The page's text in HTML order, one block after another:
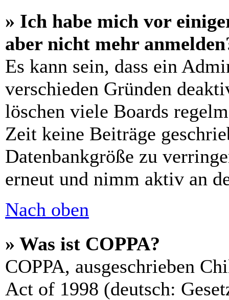
» Ich habe mich vor
aber nicht mehr
Es kann sein, dass ein
verschieden Gründen
löschen viele Boards
Zeit keine Beiträge
Datenbankgröße zu
erneut und nimm aktiv an
Nach oben
» Was ist COPPA?
COPPA, ausgeschrieben
Act of 1998 (deutsch: